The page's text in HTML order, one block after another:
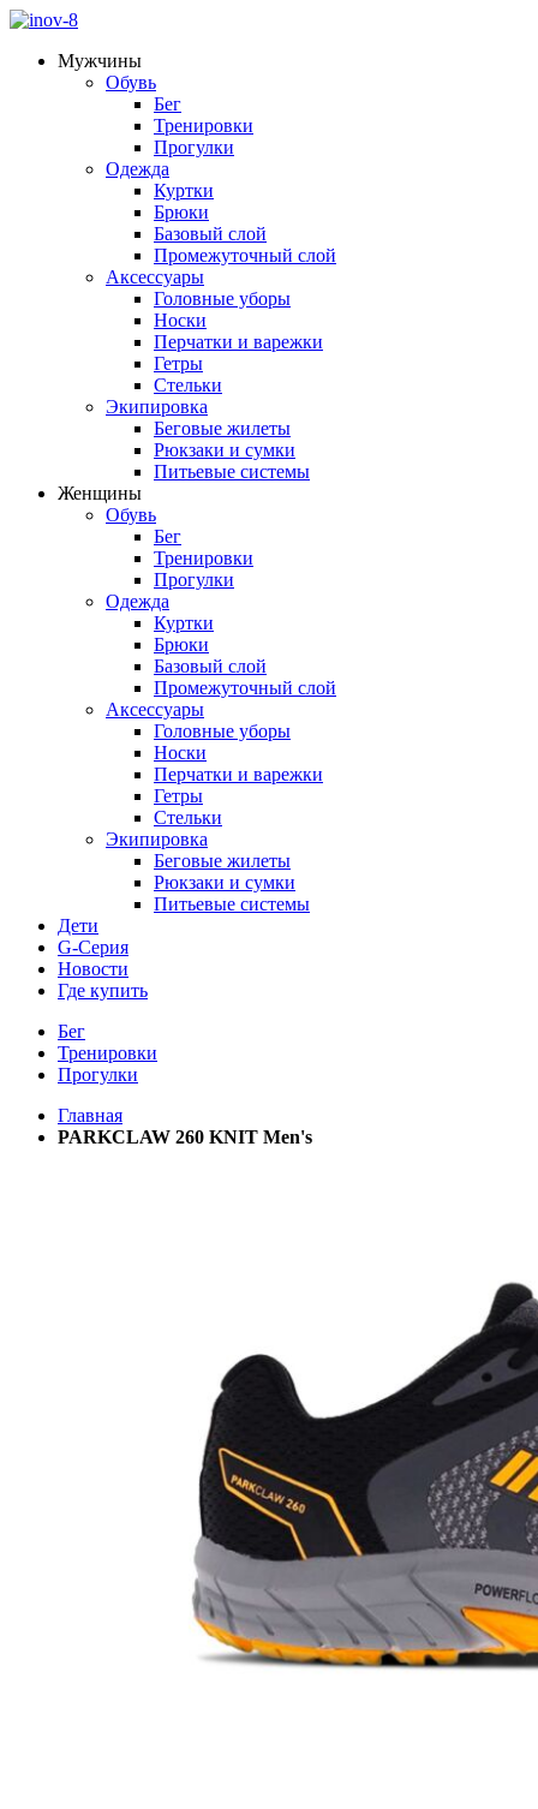
Мужчины
Обувь
Бег
Тренировки
Прогулки
Одежда
Куртки
Брюки
Базовый слой
Промежуточный слой
Аксессуары
Головные уборы
Носки
Перчатки и варежки
Гетры
Стельки
Экипировка
Беговые жилеты
Рюкзаки и сумки
Питьевые системы
Женщины
Обувь
Бег
Тренировки
Прогулки
Одежда
Куртки
Брюки
Базовый слой
Промежуточный слой
Аксессуары
Головные уборы
Носки
Перчатки и варежки
Гетры
Стельки
Экипировка
Беговые жилеты
Рюкзаки и сумки
Питьевые системы
Дети
G-Серия
Новости
Где купить
Бег
Тренировки
Прогулки
Главная
PARKCLAW 260 KNIT Men's